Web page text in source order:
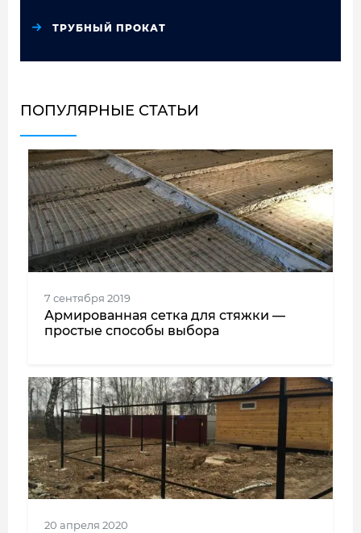
ТРУБНЫЙ ПРОКАТ
ПОПУЛЯРНЫЕ СТАТЬИ
7 сентября 2019
Армированная сетка для стяжки —
простые способы выбора
20 апреля 2020